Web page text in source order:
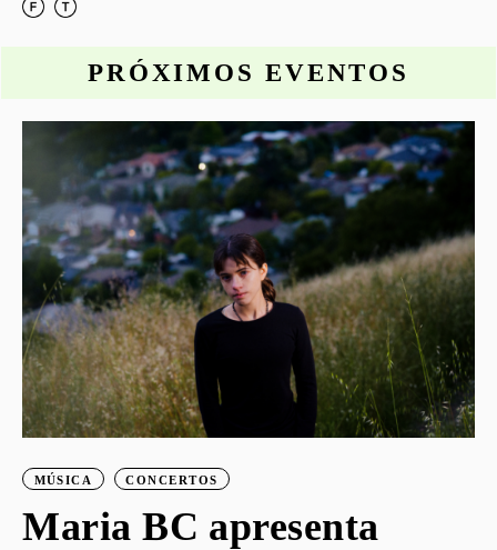
PRÓXIMOS EVENTOS
MÚSICA CONCERTOS
Maria BC apresenta